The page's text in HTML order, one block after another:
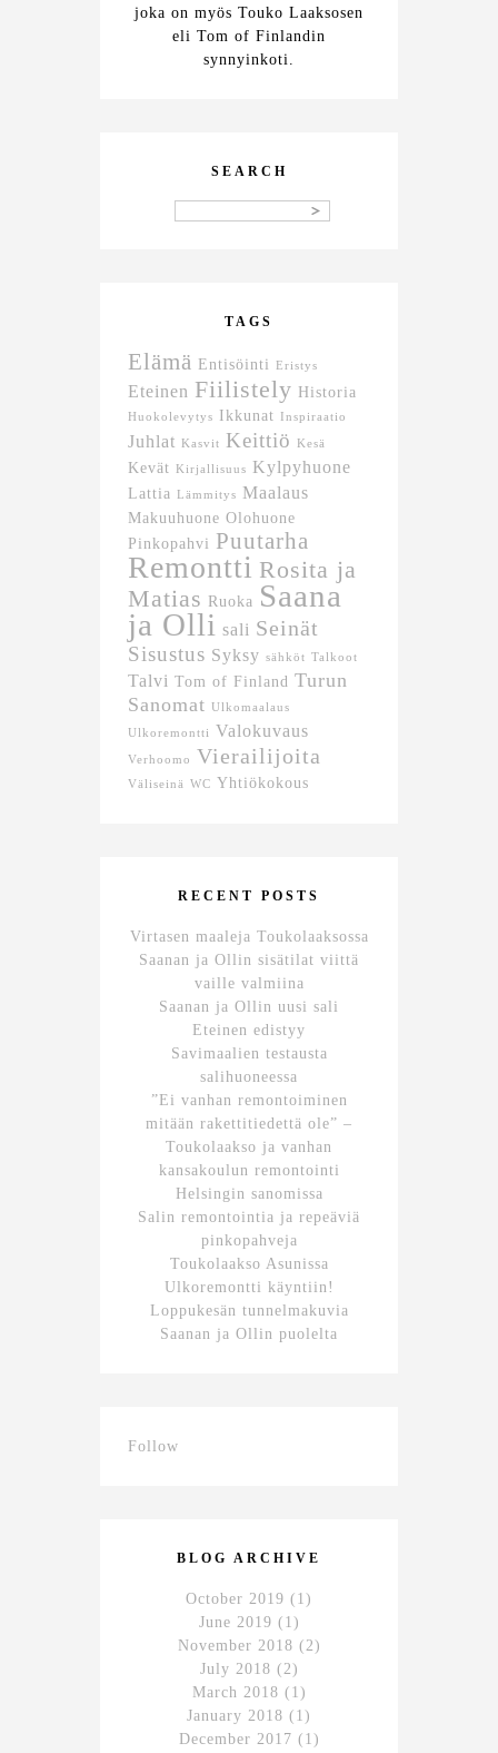
joka on myös Touko Laaksosen
eli Tom of Finlandin
synnyinkoti.
SEARCH
TAGS
Elämä Entisöinti Eristys
Eteinen Fiilistely Historia
Huokolevytys Ikkunat Inspiraatio
Juhlat Kasvit Keittiö Kesä
Kevät Kirjallisuus Kylpyhuone
Lattia Lämmitys Maalaus
Makuuhuone Olohuone
Pinkopahvi Puutarha
Remontti Rosita ja
Matias Ruoka Saana
ja Olli sali Seinät
Sisustus Syksy sähköt Talkoot
Talvi Tom of Finland Turun
Sanomat Ulkomaalaus
Ulkoremontti Valokuvaus
Verhoomo Vierailijoita
Väliseinä WC Yhtiökokous
RECENT POSTS
Virtasen maaleja Toukolaaksossa
Saanan ja Ollin sisätilat viittä
vaille valmiina
Saanan ja Ollin uusi sali
Eteinen edistyy
Savimaalien testausta
salihuoneessa
”Ei vanhan remontoiminen
mitään rakettitiedettä ole” –
Toukolaakso ja vanhan
kansakoulun remontointi
Helsingin sanomissa
Salin remontointia ja repeäviä
pinkopahveja
Toukolaakso Asunissa
Ulkoremontti käyntiin!
Loppukesän tunnelmakuvia
Saanan ja Ollin puolelta
Follow
BLOG ARCHIVE
October 2019 (1)
June 2019 (1)
November 2018 (2)
July 2018 (2)
March 2018 (1)
January 2018 (1)
December 2017 (1)